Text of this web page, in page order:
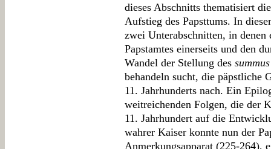
dieses Abschnitts thematisiert
Aufstieg des Papsttums. In
zwei Unterabschnitten, in
Papstamtes einerseits und den
Wandel der Stellung des
behandeln sucht, die päpstliche
11. Jahrhunderts nach. Ein
weitreichenden Folgen, die der
11. Jahrhundert auf die
wahrer Kaiser konnte nun der
Anmerkungsapparat (225-264),